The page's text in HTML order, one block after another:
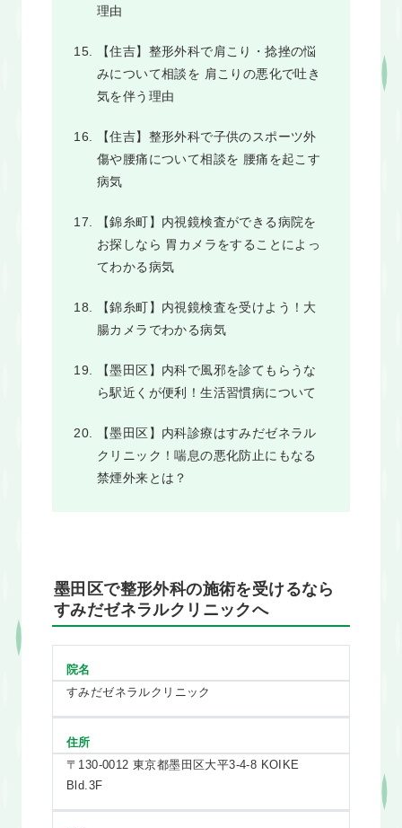
理由
【住吉】整形外科で肩こり・捻挫の悩
みについて相談を 肩こりの悪化で吐き
気を伴う理由
【住吉】整形外科で子供のスポーツ外
傷や腰痛について相談を 腰痛を起こす
病気
【錦糸町】内視鏡検査ができる病院を
お探しなら 胃カメラをすることによっ
てわかる病気
【錦糸町】内視鏡検査を受けよう！大
腸カメラでわかる病気
【墨田区】内科で風邪を診てもらうな
ら駅近くが便利！生活習慣病について
【墨田区】内科診療はすみだゼネラル
クリニック！喘息の悪化防止にもなる
禁煙外来とは？
墨田区で整形外科の施術を受けるなら
すみだゼネラルクリニックへ
院名
すみだゼネラルクリニック
住所
〒130-0012 東京都墨田区大平3-4-8 KOIKE
Bld.3F